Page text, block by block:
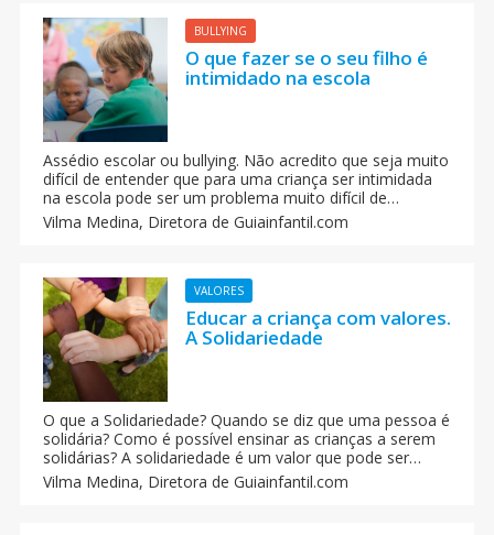
BULLYING
O que fazer se o seu filho é
intimidado na escola
Assédio escolar ou bullying. Não acredito que seja muito
difícil de entender que para uma criança ser intimidada
na escola pode ser um problema muito difícil de
suportar sozinha: os insultos, as ofensas, o abuso
cibernético e inclusive a intimidação física é algo que
Vilma Medina, Diretora de Guiainfantil.com
VALORES
Educar a criança com valores.
A Solidariedade
O que a Solidariedade? Quando se diz que uma pessoa é
solidária? Como é possível ensinar as crianças a serem
solidárias? A solidariedade é um valor que pode ser
definido como a tomada de consciência das
necessidades dos outros e o desejo de contribuir. Dicas
Vilma Medina, Diretora de Guiainfantil.com